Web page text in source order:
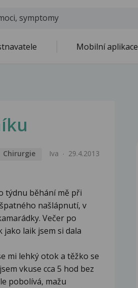
Mobilní aplikace
Chirurgie Iva 29.4.2013
týdnu běhání mě při
našlápnutí, v
Večer po
laik jsem si dala
mi lehký otok a těžko se
vkuse cca 5 hod bez
pobolívá, mažu